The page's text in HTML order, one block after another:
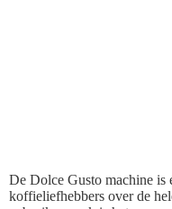
De Dolce Gusto machine is
koffieliefhebbers over de